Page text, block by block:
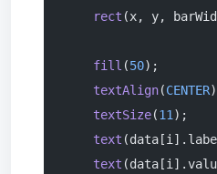
    rect
(x, y,
    fill
(50);
    textAlign
(CENTER
    textSize
(11 );
    text
    text